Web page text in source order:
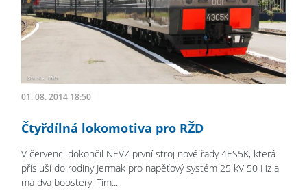
01. 08. 2014 18:50
Čtyřdílná lokomotiva pro RŽD
V červenci dokončil NEVZ první stroj nové řady 4ES5K, která
přísluší do rodiny Jermak pro napěťový systém 25 kV 50 Hz a
má dva boostery. Tím...